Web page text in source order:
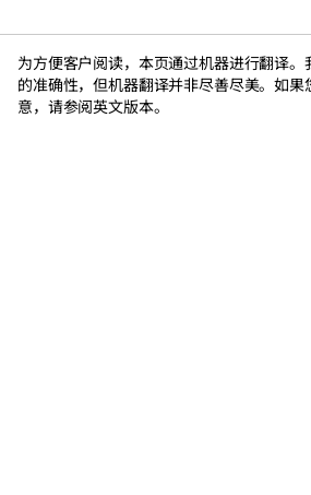
为方便客户阅读，本页通过机器进行翻译
的准确性，但机器翻译并非尽善尽美。如
意，请参阅英文版本。